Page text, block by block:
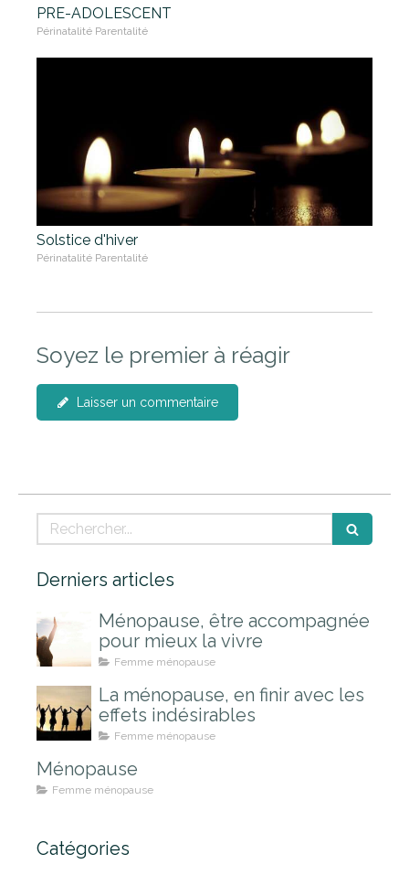
PRE-ADOLESCENT
Périnatalité Parentalité
Solstice d'hiver
Périnatalité Parentalité
Soyez le premier à réagir
Laisser un commentaire
Rechercher
Derniers articles
Ménopause, être accompagnée
pour mieux la vivre
Femme ménopause
La ménopause, en finir avec les
effets indésirables
Femme ménopause
Ménopause
Femme ménopause
Catégories